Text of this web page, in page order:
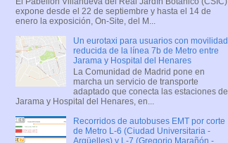
expone desde el 22 de septiembre y hasta el 14 de
enero la exposición, On-Site, del M...
Un eurotaxi para usuarios con movilidad
reducida de la línea 7b de Metro entre
Jarama y Hospital del Henares
La Comunidad de Madrid pone en
marcha un servicio de transporte
adaptado que conecta las estaciones de
Jarama y Hospital del Henares, en...
Recorridos de autobuses EMT por corte
de Metro L-6 (Ciudad Universitaria -
Argüelles) y L-7 (Gregorio Marañón -